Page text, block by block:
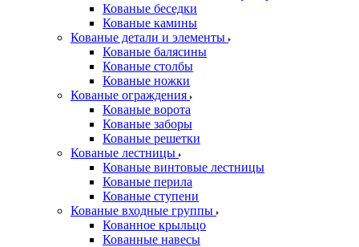
Кованые беседки
Кованые камины
Кованые детали и элементы
Кованые балясины
Кованые столбы
Кованые ножки
Кованые ограждения
Кованые ворота
Кованые заборы
Кованые решетки
Кованые лестницы
Кованые винтовые лестницы
Кованые перила
Кованые ступени
Кованые входные группы
Кованное крыльцо
Кованные навесы